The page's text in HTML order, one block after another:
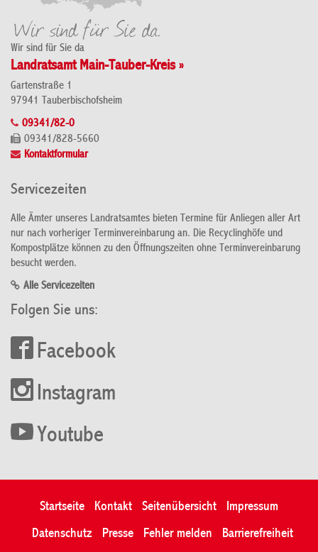
Wir sind für Sie da
Landratsamt Main-Tauber-Kreis »
Gartenstraße 1
97941 Tauberbischofsheim
09341/82-0
09341/828-5660
Kontaktformular
Servicezeiten
Alle Ämter unseres Landratsamtes bieten Termine für Anliegen aller Art
nur nach vorheriger Terminvereinbarung an. Die Recyclinghöfe und
Kompostplätze können zu den Öffnungszeiten ohne Terminvereinbarung
besucht werden.
Alle Servicezeiten
Folgen Sie uns:
Facebook
Instagram
Youtube
Startseite Kontakt Seitenübersicht
Impressum
Datenschutz
Presse Fehler melden Barrierefreiheit